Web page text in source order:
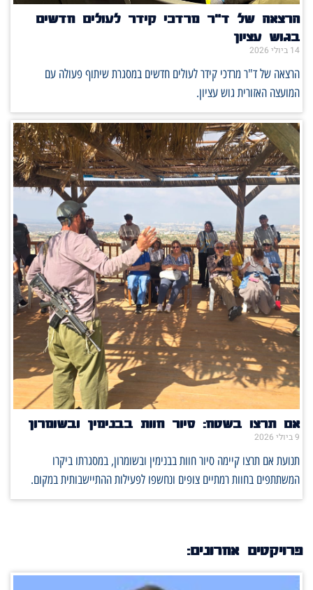
הרצאה של ד"ר מרדכי קידר לעולים חדשים
בגוש עציון
14 ביולי 2026
הרצאה של ד"ר מרדכי קידר לעולים חדשים במסגרת שיתוף פעולה עם
המועצה האזורית גוש עציון.
אם תרצו בשטח: סיור חוות בבנימין ובשומרון
9 ביולי 2026
תנועת אם תרצו קיימה סיור חוות בבנימין ובשומרון, במסגרתו ביקרו
המשתתפים בחוות רמתיים צופים ונחשפו לפעילות ההתיישבותית במקום.
פרויקטים אחרונים: